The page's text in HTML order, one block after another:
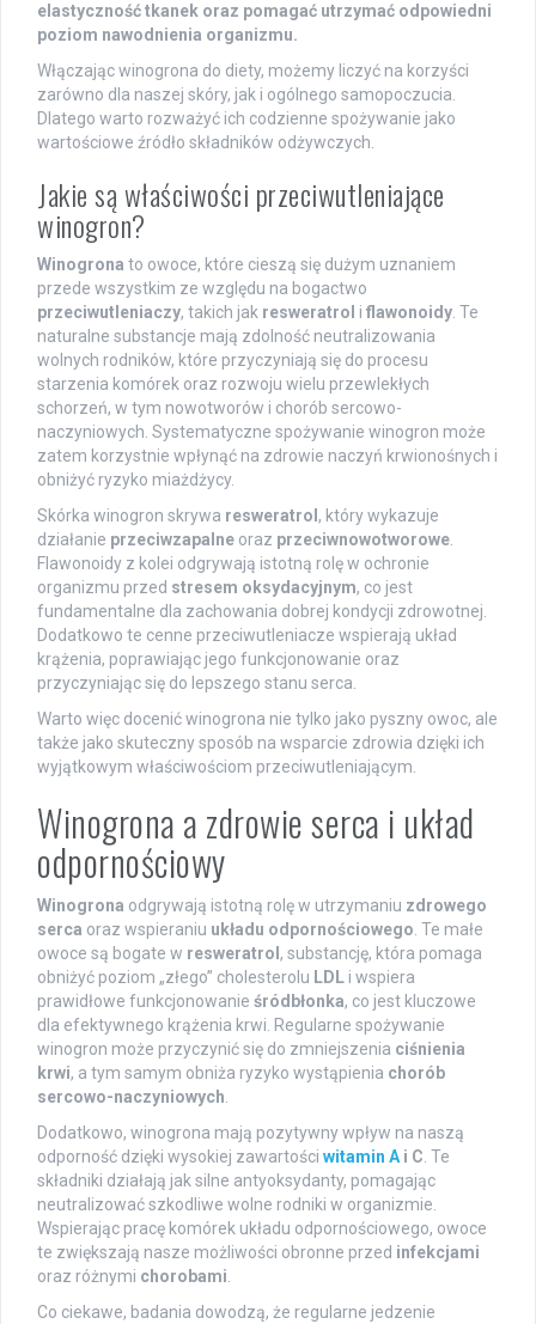
elastyczność tkanek oraz pomagać utrzymać odpowiedni
poziom nawodnienia organizmu.
Włączając winogrona do diety, możemy liczyć na korzyści
zarówno dla naszej skóry, jak i ogólnego samopoczucia.
Dlatego warto rozważyć ich codzienne spożywanie jako
wartościowe źródło składników odżywczych.
Jakie są właściwości przeciwutleniające
winogron?
Winogrona to owoce, które cieszą się dużym uznaniem
przede wszystkim ze względu na bogactwo
przeciwutleniaczy, takich jak resweratrol i flawonoidy. Te
naturalne substancje mają zdolność neutralizowania
wolnych rodników, które przyczyniają się do procesu
starzenia komórek oraz rozwoju wielu przewlekłych
schorzeń, w tym nowotworów i chorób sercowo-
naczyniowych. Systematyczne spożywanie winogron może
zatem korzystnie wpłynąć na zdrowie naczyń krwionośnych i
obniżyć ryzyko miażdżycy.
Skórka winogron skrywa resweratrol , który wykazuje
działanie przeciwzapalne oraz przeciwnowotworowe.
Flawonoidy z kolei odgrywają istotną rolę w ochronie
organizmu przed stresem oksydacyjnym, co jest
fundamentalne dla zachowania dobrej kondycji zdrowotnej.
Dodatkowo te cenne przeciwutleniacze wspierają układ
krążenia, poprawiając jego funkcjonowanie oraz
przyczyniając się do lepszego stanu serca.
Warto więc docenić winogrona nie tylko jako pyszny owoc, ale
także jako skuteczny sposób na wsparcie zdrowia dzięki ich
wyjątkowym właściwościom przeciwutleniającym.
Winogrona a zdrowie serca i układ
odpornościowy
Winogrona odgrywają istotną rolę w utrzymaniu zdrowego
serca oraz wspieraniu układu odpornościowego. Te małe
owoce są bogate w resweratrol , substancję, która pomaga
obniżyć poziom „złego” cholesterolu LDL i wspiera
prawidłowe funkcjonowanie śródbłonka, co jest kluczowe
dla efektywnego krążenia krwi. Regularne spożywanie
winogron może przyczynić się do zmniejszenia ciśnienia
krwi, a tym samym obniża ryzyko wystąpienia chorób
sercowo-naczyniowych.
Dodatkowo, winogrona mają pozytywny wpływ na naszą
odporność dzięki wysokiej zawartości witamin Ai C. Te
składniki działają jak silne antyoksydanty, pomagając
neutralizować szkodliwe wolne rodniki w organizmie.
Wspierając pracę komórek układu odpornościowego, owoce
te zwiększają nasze możliwości obronne przed infekcjami
oraz różnymi chorobami.
Co ciekawe, badania dowodzą, że regularne jedzenie